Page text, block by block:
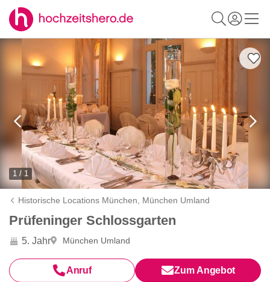
1 / 1
Historische Locations München, München Umland
Prüfeninger Schlossgarten
5. Jahr München Umland
Anruf Zum Angebot